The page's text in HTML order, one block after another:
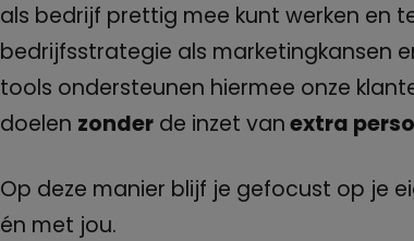
als bedrijf prettig mee kunt werken en
bedrijfsstrategie als marketingkansen
tools ondersteunen hiermee onze
doelen zonder de inzet vanextra
Op deze manier blijf je gefocust op je
én met jou.